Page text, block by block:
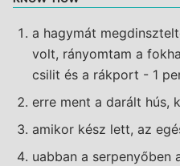
a hagymát
volt, rányomtam a
csilit és a rákport - 1
erre ment a darált hús,
amikor kész lett, az
uabban a serpenyőben